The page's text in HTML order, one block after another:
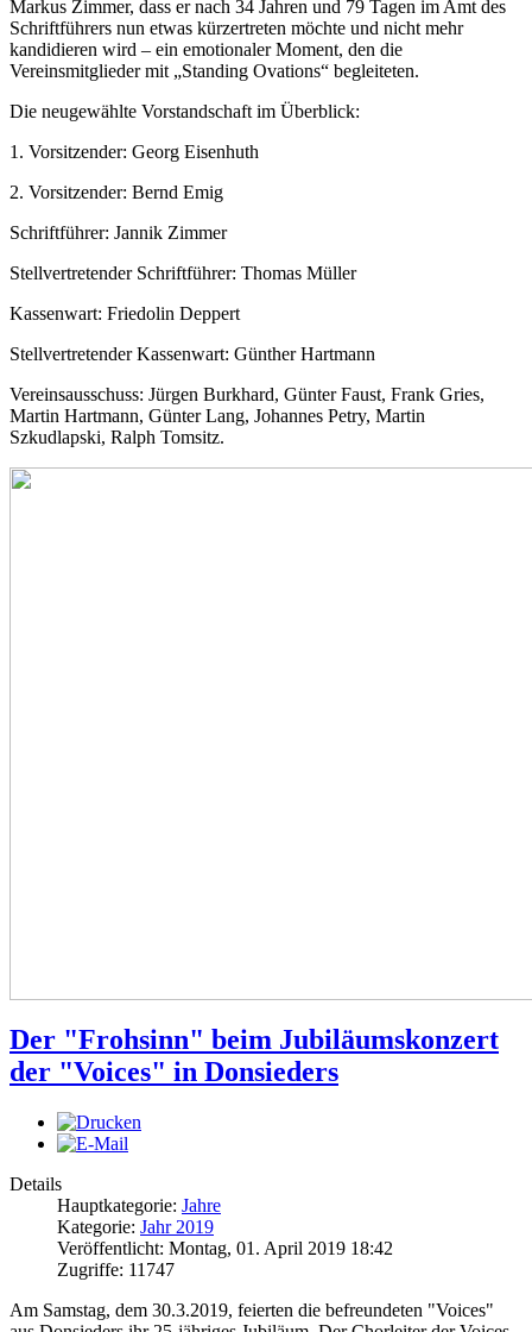
Markus Zimmer, dass er nach 34 Jahren und 79 Tagen im Amt des
Schriftführers nun etwas kürzertreten möchte und nicht mehr
kandidieren wird – ein emotionaler Moment, den die
Vereinsmitglieder mit „Standing Ovations“ begleiteten.
Die neugewählte Vorstandschaft im Überblick:
1. Vorsitzender: Georg Eisenhuth
2. Vorsitzender: Bernd Emig
Schriftführer: Jannik Zimmer
Stellvertretender Schriftführer: Thomas Müller
Kassenwart: Friedolin Deppert
Stellvertretender Kassenwart: Günther Hartmann
Vereinsausschuss: Jürgen Burkhard, Günter Faust, Frank Gries,
Martin Hartmann, Günter Lang, Johannes Petry, Martin
Szkudlapski, Ralph Tomsitz.
Der "Frohsinn" beim Jubiläumskonzert
der "Voices" in Donsieders
Details
Hauptkategorie: Jahre
Kategorie: Jahr 2019
Veröffentlicht: Montag, 01. April 2019 18:42
Zugriffe: 11747
Am Samstag, dem 30.3.2019, feierten die befreundeten "Voices"